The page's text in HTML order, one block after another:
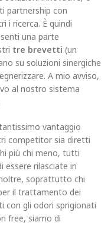
partnership con
i ricerca. È quindi
una parte
tre brevetti (un
su soluzioni sinergiche
A mio avviso,
al nostro sistema
vantaggio
competitor sia diretti
più chi meno, tutti
essere rilasciate in
soprattutto chi
il trattamento dei
con gli odori sprigionati
free, siamo di